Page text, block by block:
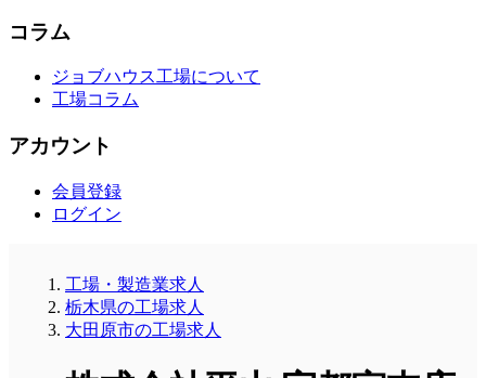
コラム
ジョブハウス工場について
工場コラム
アカウント
会員登録
ログイン
工場・製造業求人
栃木県の工場求人
大田原市の工場求人